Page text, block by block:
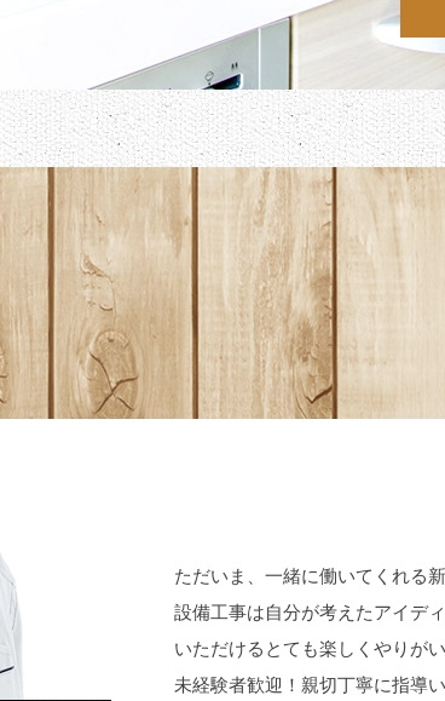
ただいま、一緒に働いてくれる
設備工事は自分が考えたアイデ
いただけるとても楽しくやりが
未経験者歓迎！親切丁寧に指導